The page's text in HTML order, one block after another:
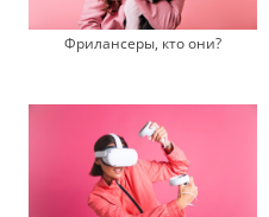
Фрилансеры, кто они?